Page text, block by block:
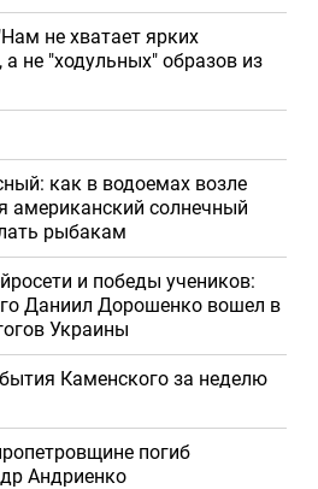
не хватает ярких
а не "ходульных" образов из
как в водоемах возле
американский солнечный
рыбакам
и победы учеников:
Даниил Дорошенко вошел в
Украины
Каменского за неделю
погиб
Андриенко